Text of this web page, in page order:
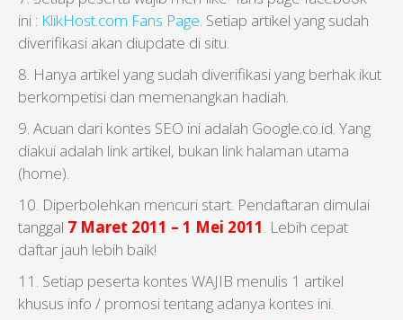
ini : KlikHost.com Fans Page. Setiap artikel yang sudah
diverifikasi akan diupdate di situ.
8. Hanya artikel yang sudah diverifikasi yang berhak ikut
berkompetisi dan memenangkan hadiah.
9. Acuan dari kontes SEO ini adalah Google.co.id. Yang
diakui adalah link artikel, bukan link halaman utama
(home).
10. Diperbolehkan mencuri start. Pendaftaran dimulai
tanggal 7 Maret 2011 – 1 Mei 2011. Lebih cepat
daftar jauh lebih baik!
11. Setiap peserta kontes WAJIB menulis 1 artikel
khusus info / promosi tentang adanya kontes ini.